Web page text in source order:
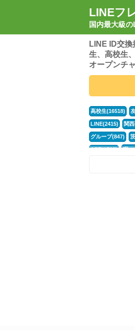
LINEフ
国内最大級
LINE ID交
生、高校生
オープンチ
高校生(16518)
LINE(2415) 関
グループ(847)
APEX(519) 暇つ